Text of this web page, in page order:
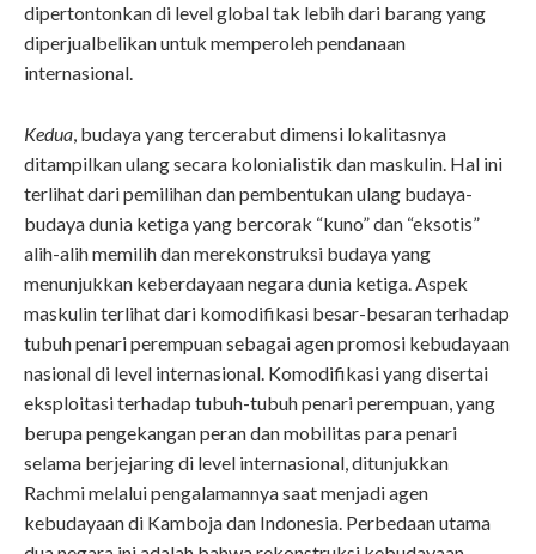
dipertontonkan di level global tak lebih dari barang yang
diperjualbelikan untuk memperoleh pendanaan
internasional.
Kedua, budaya yang tercerabut dimensi lokalitasnya
ditampilkan ulang secara kolonialistik dan maskulin. Hal ini
terlihat dari pemilihan dan pembentukan ulang budaya-
budaya dunia ketiga yang bercorak “kuno” dan “eksotis”
alih-alih memilih dan merekonstruksi budaya yang
menunjukkan keberdayaan negara dunia ketiga. Aspek
maskulin terlihat dari komodifikasi besar-besaran terhadap
tubuh penari perempuan sebagai agen promosi kebudayaan
nasional di level internasional. Komodifikasi yang disertai
eksploitasi terhadap tubuh-tubuh penari perempuan, yang
berupa pengekangan peran dan mobilitas para penari
selama berjejaring di level internasional, ditunjukkan
Rachmi melalui pengalamannya saat menjadi agen
kebudayaan di Kamboja dan Indonesia. Perbedaan utama